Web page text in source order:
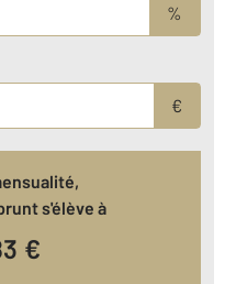
%
€
s'élève à
€